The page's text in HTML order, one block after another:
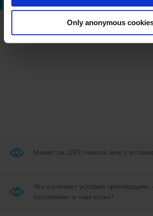
Only anonymous
Вернуться к обзору
Может ли LDFE помочь мне с
Что означают условия «реновация»,
состоянии» и «как есть»?